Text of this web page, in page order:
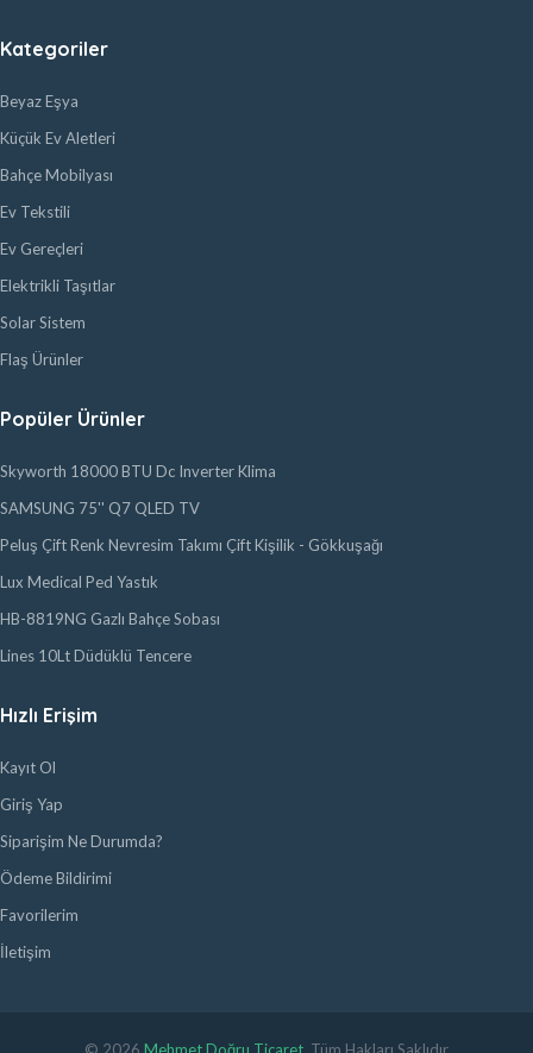
Kategoriler
Beyaz Eşya
Küçük Ev Aletleri
Bahçe Mobilyası
Ev Tekstili
Ev Gereçleri
Elektrikli Taşıtlar
Solar Sistem
Flaş Ürünler
Popüler Ürünler
Skyworth 18000 BTU Dc Inverter Klima
SAMSUNG 75'' Q7 QLED TV
Peluş Çift Renk Nevresim Takımı Çift Kişilik - Gökkuşağı
Lux Medical Ped Yastık
HB-8819NG Gazlı Bahçe Sobası
Lines 10Lt Düdüklü Tencere
Hızlı Erişim
Kayıt Ol
Giriş Yap
Siparişim Ne Durumda?
Ödeme Bildirimi
Favorilerim
İletişim